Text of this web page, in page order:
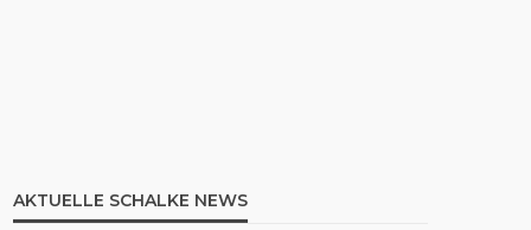
AKTUELLE SCHALKE NEWS